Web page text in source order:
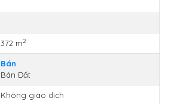
372 m2
Bán
Bán Đất
Không giao dịch